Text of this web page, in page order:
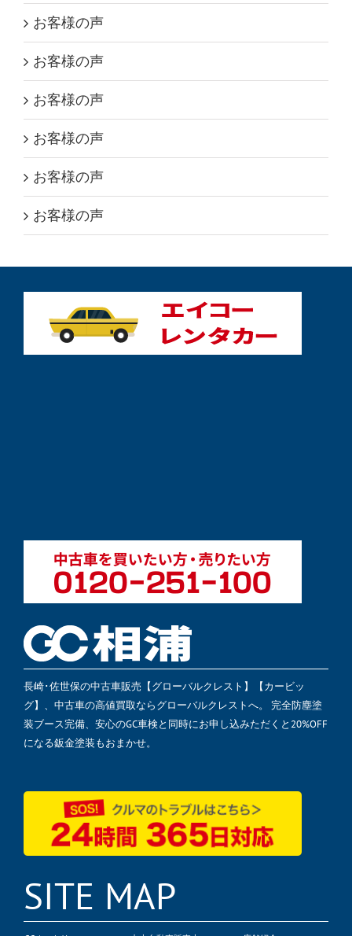
お客様の声
お客様の声
お客様の声
お客様の声
お客様の声
お客様の声
長崎･佐世保の中古車販売【グローバルクレスト】【カービッ
グ】、中古車の高値買取ならグローバルクレストへ。 完全防塵塗
装ブース完備、安心のGC車検と同時にお申し込みただくと20%OFF
になる鈑金塗装もおまかせ。
SITE MAP